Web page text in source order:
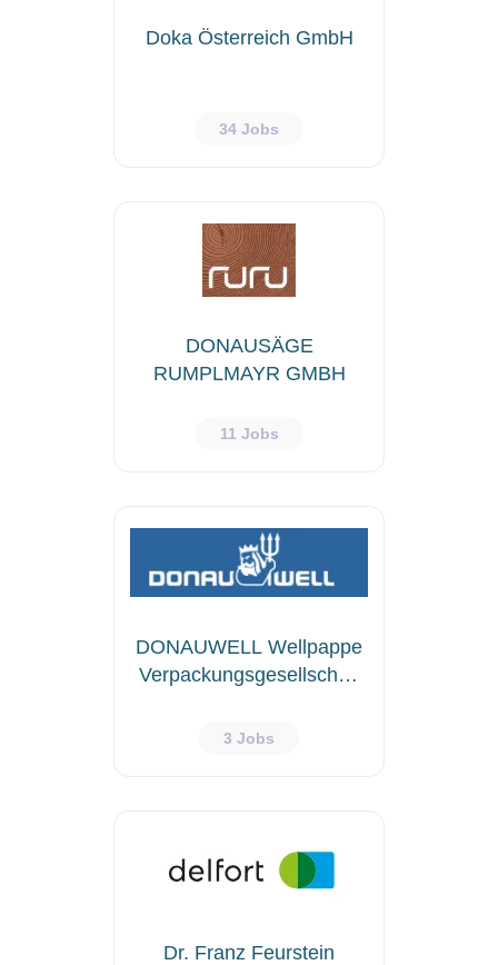
Doka Österreich GmbH
34 Jobs
DONAUSÄGE
RUMPLMAYR GMBH
11 Jobs
DONAUWELL Wellpappe
Verpackungsgesellschaft
3 Jobs
Dr. Franz Feurstein